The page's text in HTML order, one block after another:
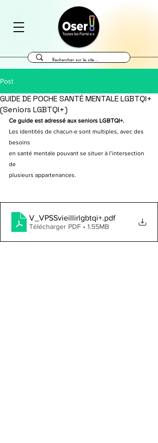
Post
GUIDE DE POCHE SANTÉ MENTALE LGBTQI+
(Seniors LGBTQI+)
Ce guide est adressé aux seniors LGBTQI+.
Les identités de chacun·e sont multiples, avec des
besoins
en santé mentale pouvant se situer à l’intersection
de
plusieurs appartenances.
V_VPSSvieillirlgbtqi+.pdf
Télécharger PDF • 1.55MB